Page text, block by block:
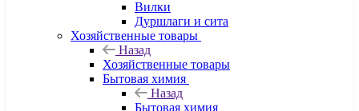
Вилки
Дуршлаги и сита
Хозяйственные товары
Назад
Хозяйственные товары
Бытовая химия
Назад
Бытовая химия